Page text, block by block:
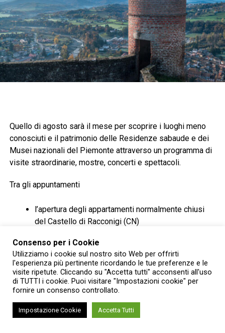
Quello di agosto sarà il mese per scoprire i luoghi meno
conosciuti e il patrimonio delle Residenze sabaude e dei
Musei nazionali del Piemonte attraverso un programma di
visite straordinarie, mostre, concerti e spettacoli.
Tra gli appuntamenti
l’apertura degli appartamenti normalmente chiusi
del Castello di Racconigi (CN)
i nuovi percorsi del Forte di Gavi (AL)
il Concerto al tramonto nell’area archeologica di
Libarna (AL)
le visite agli Appartamenti dei Principi di Palazzo
la stagione musicale del Castello di Agliè (TO)
Consenso per i Cookie
Utilizziamo i cookie sul nostro sito Web per offrirti
l'esperienza più pertinente ricordando le tue preferenze e le
visite ripetute. Cliccando su "Accetta tutti" acconsenti all'uso
di TUTTI i cookie. Puoi visitare "Impostazioni cookie" per
fornire un consenso controllato.
Impostazione Cookie Accetta Tutti